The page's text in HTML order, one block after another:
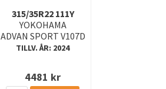
315/35R22 111Y
YOKOHAMA
ADVAN SPORT V107D
TILLV. ÅR: 2024
4481 kr